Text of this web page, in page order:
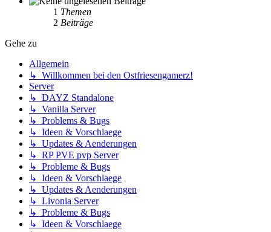
1 Themen
2 Beiträge
Gehe zu
Allgemein
↳ Willkommen bei den Ostfriesengamerz!
Server
↳ DAYZ Standalone
↳ Vanilla Server
↳ Problems & Bugs
↳ Ideen & Vorschlaege
↳ Updates & Aenderungen
↳ RP PVE pvp Server
↳ Probleme & Bugs
↳ Ideen & Vorschlaege
↳ Updates & Aenderungen
↳ Livonia Server
↳ Probleme & Bugs
↳ Ideen & Vorschlaege